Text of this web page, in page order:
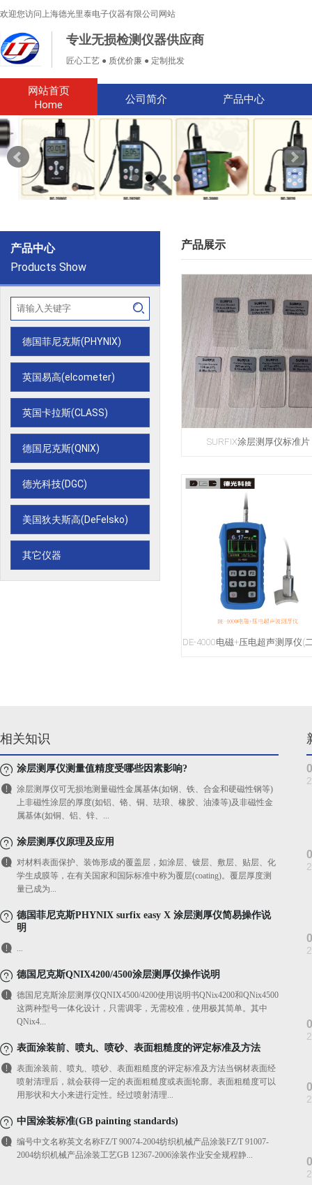
欢迎您访问上海德光里泰电子仪器有限公司网站
专业无损检测仪器供应商
匠心工艺 ● 质优价廉 ● 定制批发
网站首页
Home
公司简介 产品中心
产品中心
Products Show
德国菲尼克斯(PHYNIX)
英国易高(elcometer)
英国卡拉斯(CLASS)
德国尼克斯(QNIX)
德光科技(DGC)
美国狄夫斯高(DeFelsko)
其它仪器
产品展示
SURFIX涂层测厚仪标准片
DE-4000电磁+压电超声测厚仪(
相关知识
涂层测厚仪测量值精度受哪些因素影响?
涂层测厚仪可无损地测量磁性金属基体(如钢、铁、合金和硬磁性钢等)
上非磁性涂层的厚度(如铝、铬、铜、珐琅、橡胶、油漆等)及非磁性金
属基体(如铜、铝、锌、...
涂层测厚仪原理及应用
对材料表面保护、装饰形成的覆盖层，如涂层、镀层、敷层、贴层、化
学生成膜等，在有关国家和国际标准中称为覆层(coating)。覆层厚度测
量已成为...
德国菲尼克斯PHYNIX surfix easy X 涂层测厚仪简易操作说
明
...
德国尼克斯QNIX4200/4500涂层测厚仪操作说明
德国尼克斯涂层测厚仪QNIX4500/4200使用说明书QNix4200和QNix4500
这两种型号一体化设计，只需调零，无需校准，使用极其简单。其中
QNix4...
表面涂装前、喷丸、喷砂、表面粗糙度的评定标准及方法
表面涂装前、喷丸、喷砂、表面粗糙度的评定标准及方法当钢材表面经
喷射清理后，就会获得一定的表面粗糙度或表面轮廓。表面粗糙度可以
用形状和大小来进行定性。经过喷射清理...
中国涂装标准(GB painting standards)
编号中文名称英文名称FZ/T 90074-2004纺织机械产品涂装FZ/T 91007-
2004纺织机械产品涂装工艺GB 12367-2006涂装作业安全规程静...